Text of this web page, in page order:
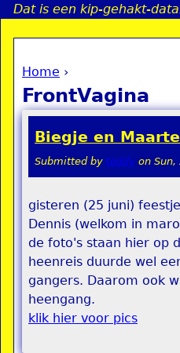
Jump to
Dat is een kip-gehakt-
You are here
Home ›
FrontVagina
Biegje en
Submitted by teddy on Sun,
gisteren (25 juni)
Dennis (welkom in
de foto's staan hier op
heenreis duurde wel
gangers. Daarom ook
heengang.
klik hier voor pics